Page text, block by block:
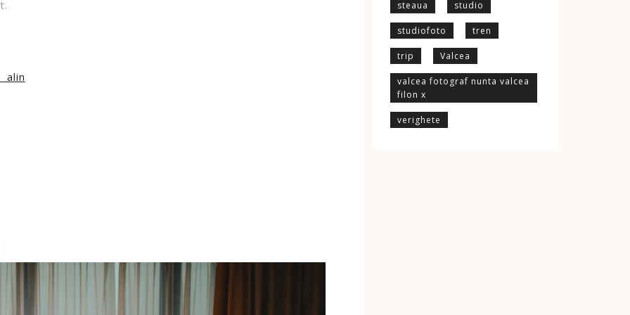
steaua studio
studiofoto tren
trip Valcea
valcea fotograf nunta valcea
filon x
verighete